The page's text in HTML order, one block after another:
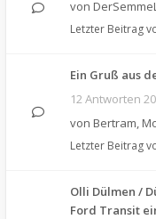
von
Letzter Beitrag
Ein Gruß aus
12 Antworten
von Bertram,
Letzter Beitrag
Olli Dülmen /
Ford Transit